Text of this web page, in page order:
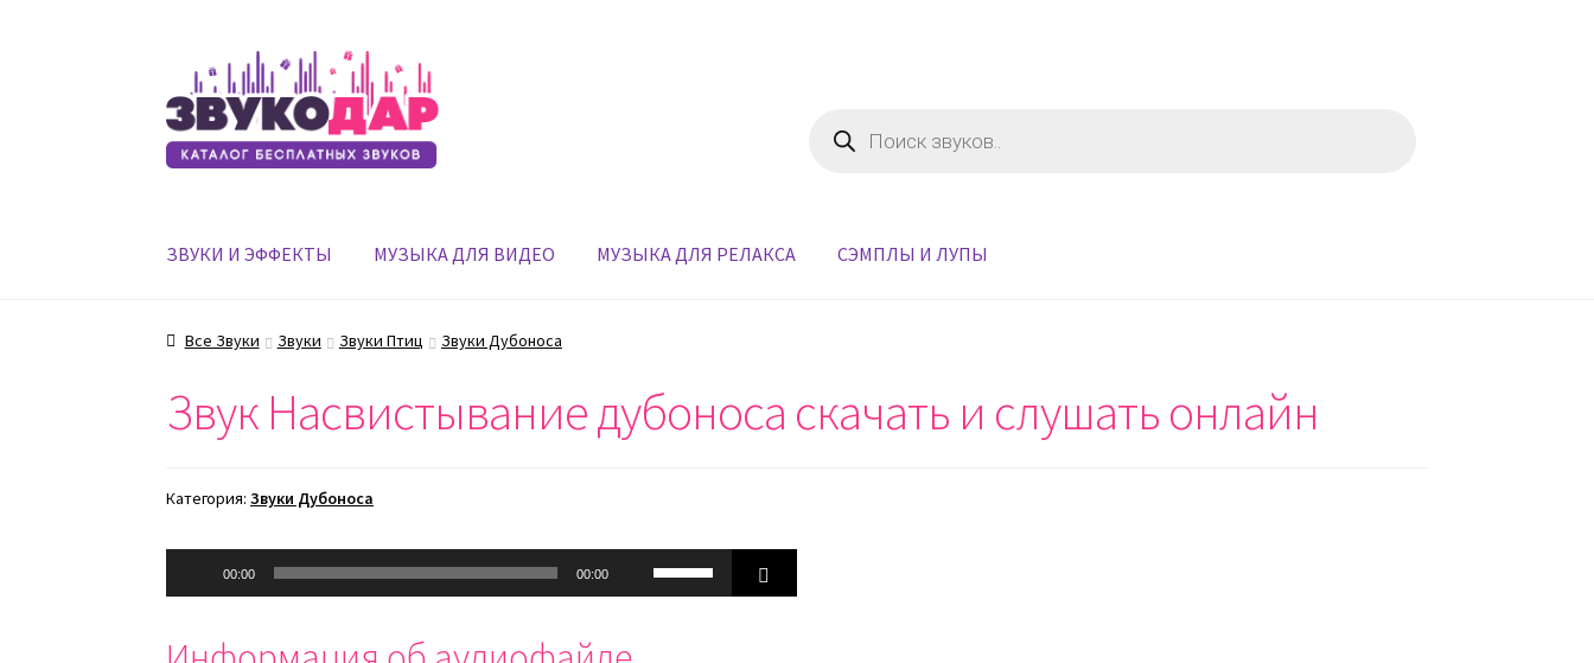
Перейти
к
навигации
Перейти
к
содержимому
товаров
ЗВУКИ И ЭФФЕКТЫ МУЗЫКА ДЛЯ ВИДЕО МУЗЫКА ДЛЯ РЕЛАКСА СЭМПЛЫ И ЛУПЫ
Все Звуки Звуки Звуки Птиц Звуки Дубоноса
Звук Насвистывание дубоноса скачать и слушать онлайн
Категория:Звуки Дубоноса
00:00 00:00
Используйте
клавиши